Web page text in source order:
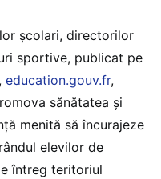
școlari, directorilor
sportive, publicat pe
education.gouv.fr,
sănătatea și
menită să încurajeze
elevilor de
întreg teritoriul